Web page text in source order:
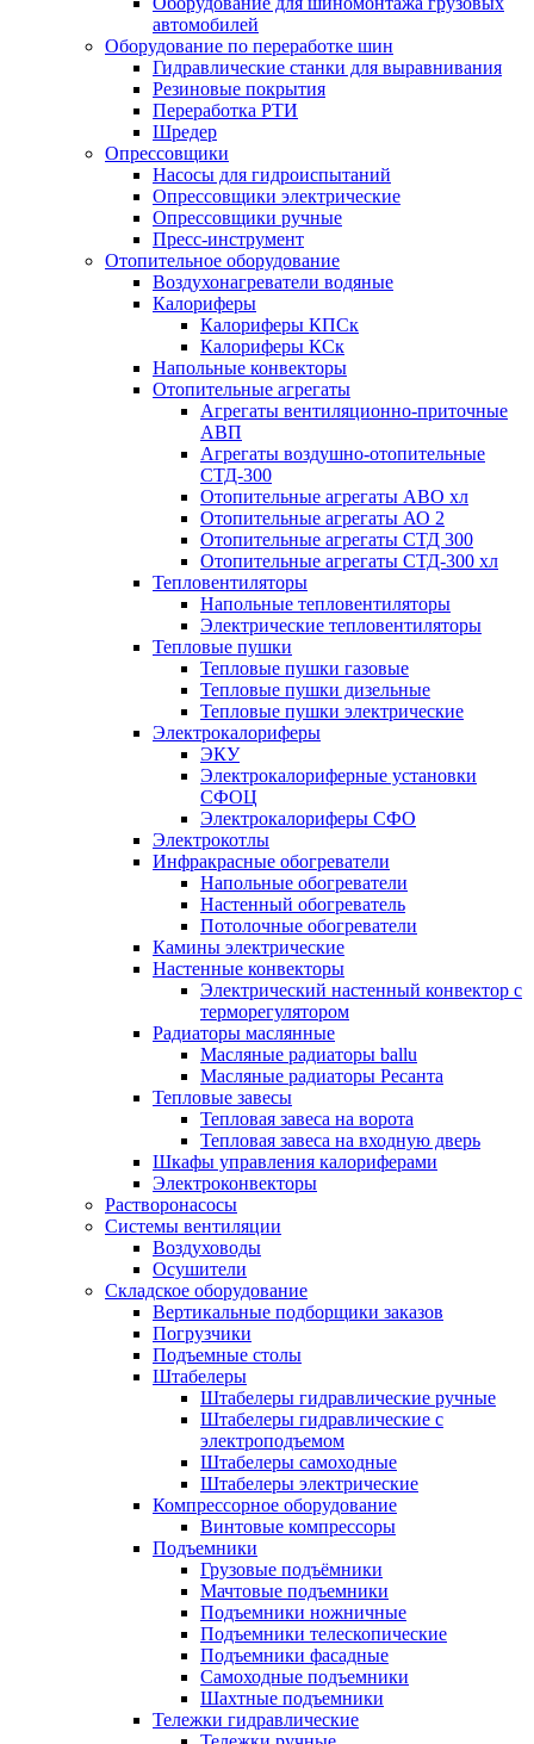
автомобилей
Оборудование по переработке шин
Гидравлические станки для выравнивания
Резиновые покрытия
Переработка РТИ
Шредер
Опрессовщики
Насосы для гидроиспытаний
Опрессовщики электрические
Опрессовщики ручные
Пресс-инструмент
Отопительное оборудование
Воздухонагреватели водяные
Калориферы
Калориферы КПСк
Калориферы КСк
Напольные конвекторы
Отопительные агрегаты
Агрегаты вентиляционно-приточные
АВП
Агрегаты воздушно-отопительные
СТД-300
Отопительные агрегаты АВО хл
Отопительные агрегаты АО 2
Отопительные агрегаты СТД 300
Отопительные агрегаты СТД-300 хл
Тепловентиляторы
Напольные тепловентиляторы
Электрические тепловентиляторы
Тепловые пушки
Тепловые пушки газовые
Тепловые пушки дизельные
Тепловые пушки электрические
Электрокалориферы
ЭКУ
Электрокалориферные установки
СФОЦ
Электрокалориферы СФО
Электрокотлы
Инфракрасные обогреватели
Напольные обогреватели
Настенный обогреватель
Потолочные обогреватели
Камины электрические
Настенные конвекторы
Электрический настенный конвектор с
терморегулятором
Радиаторы маслянные
Масляные радиаторы ballu
Масляные радиаторы Ресанта
Тепловые завесы
Тепловая завеса на ворота
Тепловая завеса на входную дверь
Шкафы управления калориферами
Электроконвекторы
Растворонасосы
Системы вентиляции
Воздуховоды
Осушители
Складское оборудование
Вертикальные подборщики заказов
Погрузчики
Подъемные столы
Штабелеры
Штабелеры гидравлические ручные
Штабелеры гидравлические с
электроподъемом
Штабелеры самоходные
Штабелеры электрические
Компрессорное оборудование
Винтовые компрессоры
Подъемники
Грузовые подъёмники
Мачтовые подъемники
Подъемники ножничные
Подъемники телескопические
Подъемники фасадные
Самоходные подъемники
Шахтные подъемники
Тележки гидравлические